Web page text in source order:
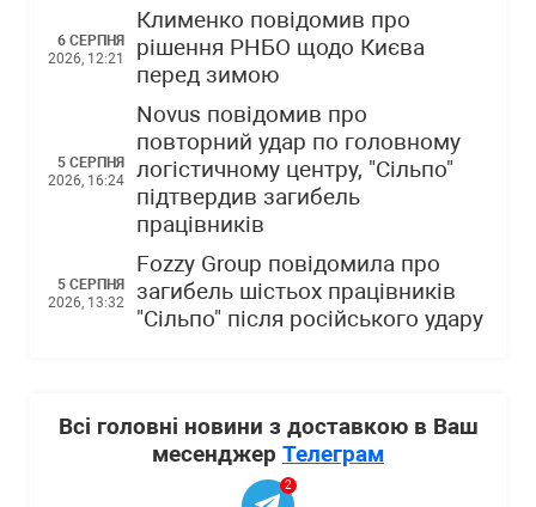
6 СЕРПНЯ
2026, 12:21
Клименко повідомив про
рішення РНБО щодо Києва
перед зимою
5 СЕРПНЯ
2026, 16:24
Novus повідомив про
повторний удар по головному
логістичному центру, "Сільпо"
підтвердив загибель
працівників
5 СЕРПНЯ
2026, 13:32
Fozzy Group повідомила про
загибель шістьох працівників
"Сільпо" після російського удару
Всі головні новини з доставкою в Ваш
месенджер Телеграм
2